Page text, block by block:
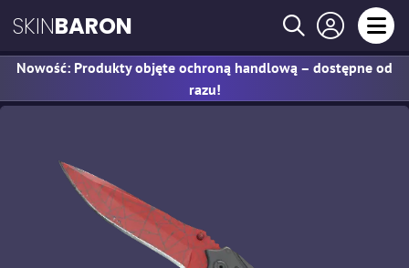
SKINBARON
Nowość: Produkty objęte ochroną handlową – dostępne od
razu!